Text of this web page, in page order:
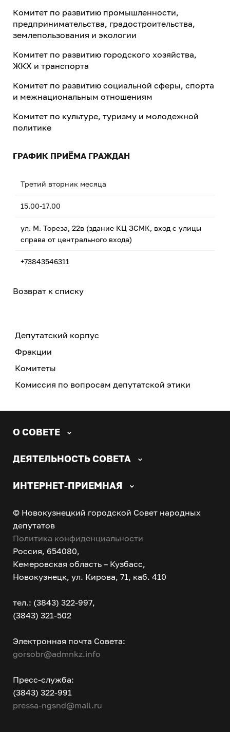
Комитет по развитию промышленности,
предпринимательства, градостроительства,
землепользования и экологии
Комитет по развитию городского хозяйства,
ЖКХ и транспорта
Комитет по развитию социальной сферы, спорта
и межнациональным отношениям
Комитет по культуре, туризму и молодежной
политике
ГРАФИК ПРИЁМА ГРАЖДАН
Третий вторник месяца
15.00-17.00
ул. М. Тореза, 22в (здание КЦ ЗСМК, вход с улицы
справа от центрального входа)
+73843546311
Возврат к списку
Депутатский корпус
Фракции
Комитеты
Комиссия по вопросам депутатской этики
О СОВЕТЕ
ДЕЯТЕЛЬНОСТЬ СОВЕТА
ИНТЕРНЕТ-ПРИЕМНАЯ
© Новокузнецкий городской Совет народных
депутатов
Политика конфиденциальности
Россия, 654080,
Кемеровская область – Кузбасс,
Новокузнецк, ул. Кирова, 71, каб. 410
тел.: (3843) 322-997,
(3843) 321-502
Электронная почта Совета:
gorsobr@admnkz.info
Пресс-служба:
(3843) 322-991
pressa-ngsnd@mail.ru